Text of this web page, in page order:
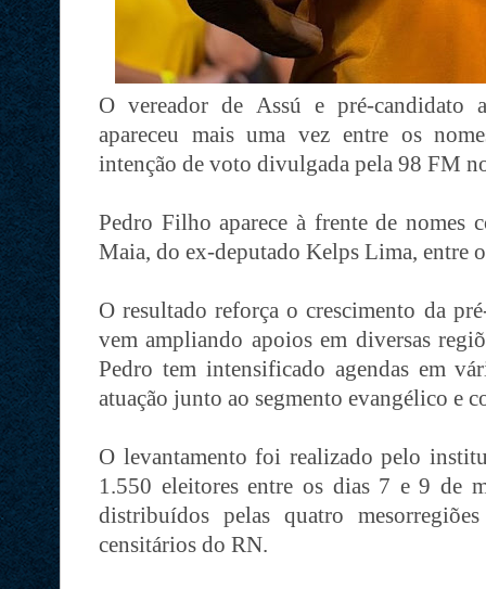
O vereador de Assú e pré-candidato
apareceu mais uma vez entre os
intenção de voto divulgada pela 98 FM
Pedro Filho aparece à frente de nomes
Maia, do ex-deputado Kelps Lima, entre
O resultado reforça o crescimento da
vem ampliando apoios em diversas
Pedro tem intensificado agendas em
atuação junto ao segmento evangélico e
O levantamento foi realizado pelo
1.550 eleitores entre os dias 7 e 9 de
distribuídos pelas quatro
censitários do RN.